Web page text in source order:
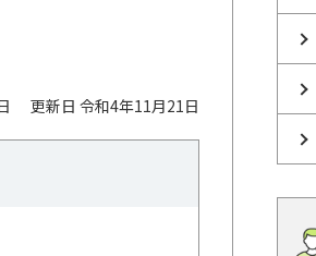
更新日 令和4年11月21日